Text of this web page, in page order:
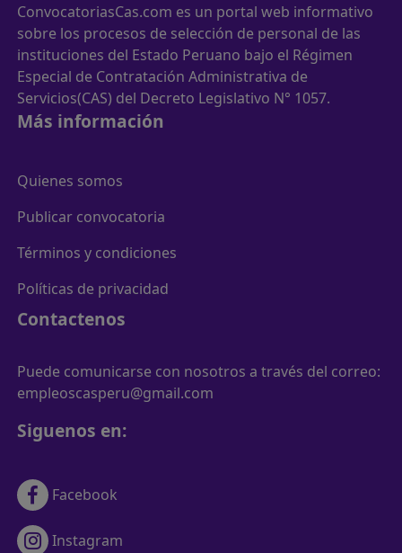
ConvocatoriasCas.com es un portal web informativo
sobre los procesos de selección de personal de las
instituciones del Estado Peruano bajo el Régimen
Especial de Contratación Administrativa de
Servicios(CAS) del Decreto Legislativo N° 1057.
Más información
Quienes somos
Publicar convocatoria
Términos y condiciones
Políticas de privacidad
Contactenos
Puede comunicarse con nosotros a través del correo:
empleoscasperu@gmail.com
Siguenos en:
Facebook
Instagram